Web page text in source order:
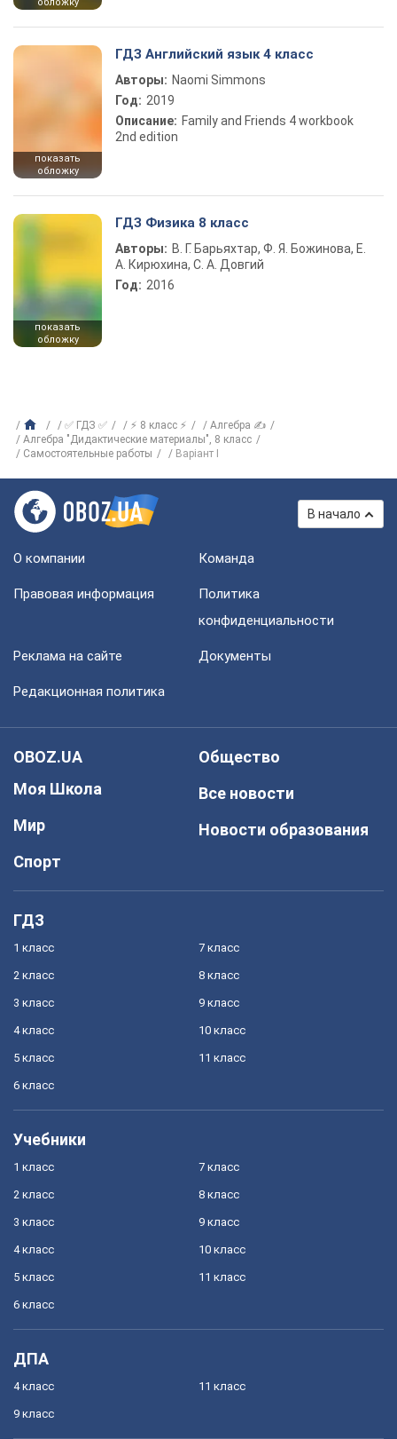
показать
обложку
ГДЗ Английский язык 4 класс
Авторы: Naomi Simmons
Год: 2019
Описание: Family and Friends 4 workbook
2nd edition
показать
обложку
ГДЗ Физика 8 класс
Авторы: В. Г. Барьяхтар, Ф. Я. Божинова, Е.
А. Кирюхина, С. А. Довгий
Год: 2016
✅ ГДЗ ✅ ⚡ 8 класс ⚡
Алгебра ✍
Алгебра "Дидактические материалы", 8 класс
Самостоятельные работы
Варіант I
В начало
О компании Команда
Правовая информация
Политика
конфиденциальности
Реклама на сайте Документы
Редакционная политика
OBOZ.UA
Моя Школа
Мир
Спорт
Общество
Все новости
Новости образования
ГДЗ
1 класс
2 класс
3 класс
4 класс
5 класс
6 класс
7 класс
8 класс
9 класс
10 класс
11 класс
Учебники
1 класс
2 класс
3 класс
4 класс
5 класс
6 класс
7 класс
8 класс
9 класс
10 класс
11 класс
ДПА
4 класс
9 класс
11 класс